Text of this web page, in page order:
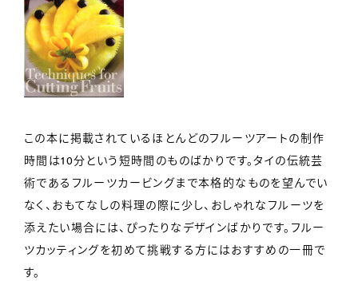
この本に掲載されているほとんどのフルーツアートの制作
時間は10分という短時間のものばかりです。タイの伝統芸
術であるフルーツカービングまで本格的なものを望んでい
なく、おもてなしの料理の際に少し、おしゃれなフルーツを
添えたい場合には、ぴったりなデザインばかりです。フルー
ツカッティングを初めて挑戦する方にはおすすめの一冊で
す。